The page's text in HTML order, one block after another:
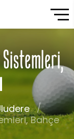
Bahçe